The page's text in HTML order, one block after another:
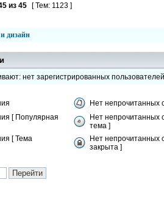
из 45 [ Тем: 1123 ]
дизайн
нет зарегистрированных пользователей
Нет непрочитанных
[ Популярная
Нет непрочитанных
тема ]
[ Тема
Нет непрочитанных
закрыта ]